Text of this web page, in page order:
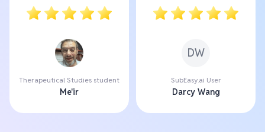
Therapeutical Studies student
Me'ir
DW
SubEasy.ai User
Darcy Wang